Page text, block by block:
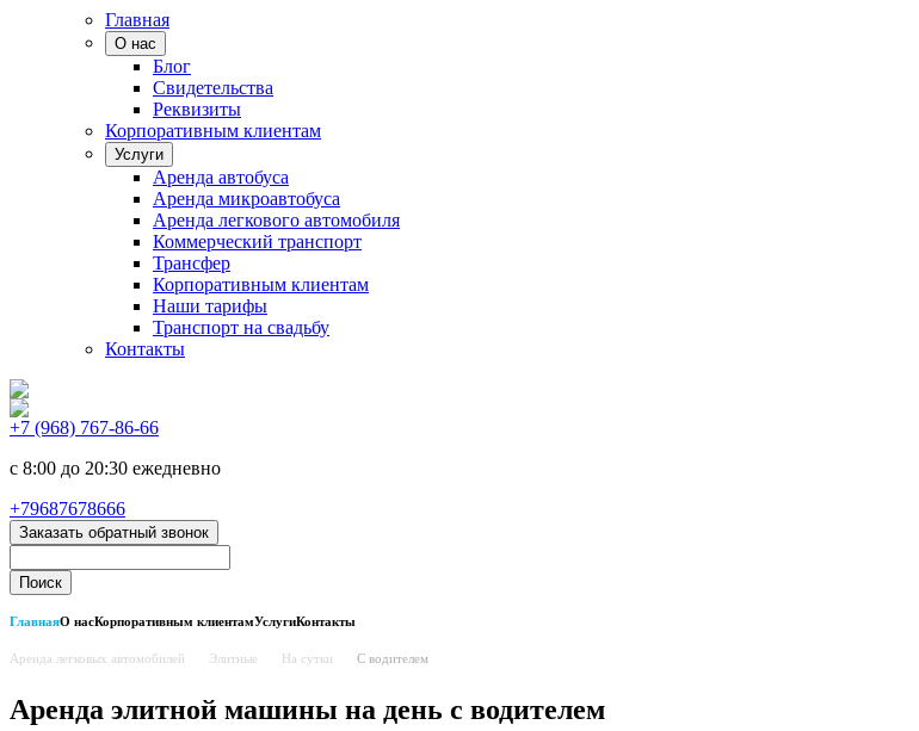
Главная
О нас
Блог
Свидетельства
Реквизиты
Корпоративным клиентам
Услуги
Аренда автобуса
Аренда микроавтобуса
Аренда легкового автомобиля
Коммерческий транспорт
Трансфер
Корпоративным клиентам
Наши тарифы
Транспорт на свадьбу
Контакты
+7 (968) 767-86-66
с 8:00 до 20:30 ежедневно
+79687678666
Заказать обратный звонок
ГлавнаяО насКорпоративным клиентамУслугиКонтакты
Аренда легковых автомобилей Элитные На сутки С водителем
Аренда элитной машины на день с водителем